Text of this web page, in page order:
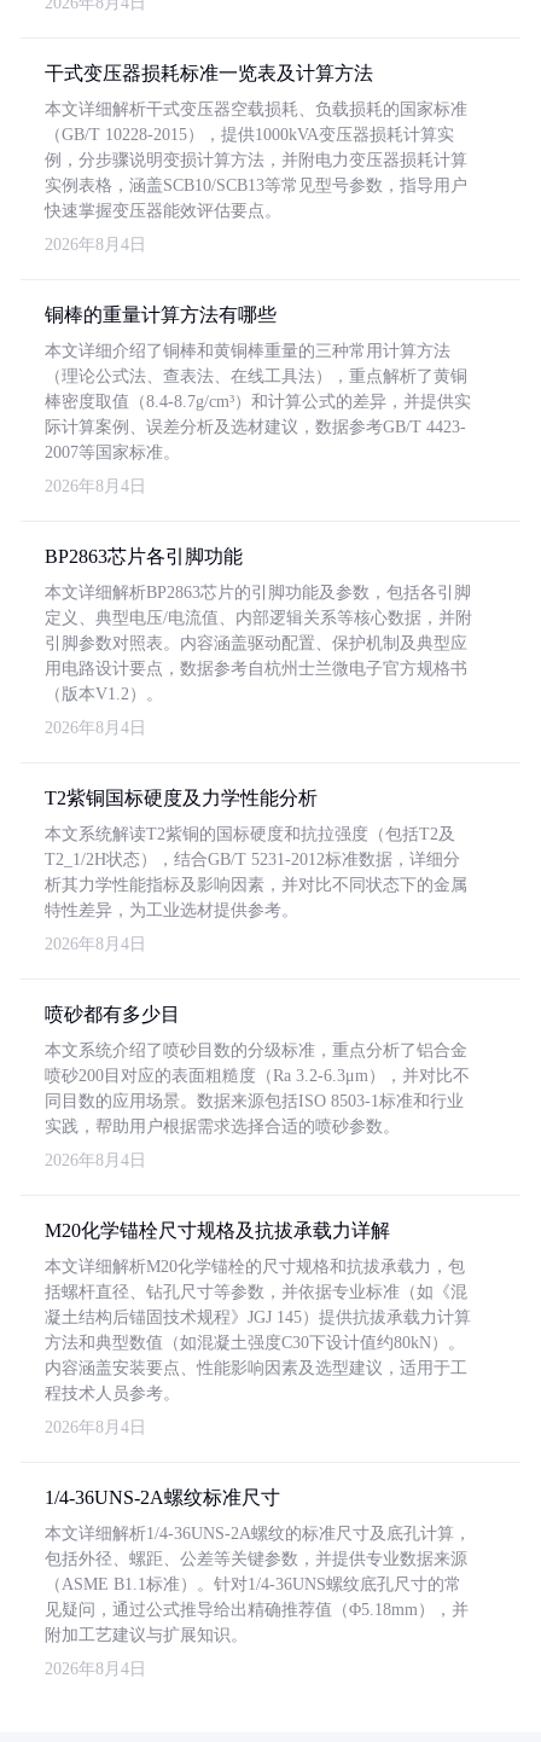
干式变压器损耗标准一览表及计算方法
本文详细解析干式变压器空载损耗、负载损耗的国家标准
（GB/T 10228-2015），提供1000kVA变压器损耗计算实
例，分步骤说明变损计算方法，并附电力变压器损耗计算
实例表格，涵盖SCB10/SCB13等常见型号参数，指导用户
快速掌握变压器能效评估要点。
2026年8月4日
铜棒的重量计算方法有哪些
本文详细介绍了铜棒和黄铜棒重量的三种常用计算方法
（理论公式法、查表法、在线工具法），重点解析了黄铜
棒密度取值（8.4-8.7g/cm³）和计算公式的差异，并提供实
际计算案例、误差分析及选材建议，数据参考GB/T 4423-
2007等国家标准。
2026年8月4日
BP2863芯片各引脚功能
本文详细解析BP2863芯片的引脚功能及参数，包括各引脚
定义、典型电压/电流值、内部逻辑关系等核心数据，并附
引脚参数对照表。内容涵盖驱动配置、保护机制及典型应
用电路设计要点，数据参考自杭州士兰微电子官方规格书
（版本V1.2）。
2026年8月4日
T2紫铜国标硬度及力学性能分析
本文系统解读T2紫铜的国标硬度和抗拉强度（包括T2及
T2_1/2H状态），结合GB/T 5231-2012标准数据，详细分
析其力学性能指标及影响因素，并对比不同状态下的金属
特性差异，为工业选材提供参考。
2026年8月4日
喷砂都有多少目
本文系统介绍了喷砂目数的分级标准，重点分析了铝合金
喷砂200目对应的表面粗糙度（Ra 3.2-6.3μm），并对比不
同目数的应用场景。数据来源包括ISO 8503-1标准和行业
实践，帮助用户根据需求选择合适的喷砂参数。
2026年8月4日
M20化学锚栓尺寸规格及抗拔承载力详解
本文详细解析M20化学锚栓的尺寸规格和抗拔承载力，包
括螺杆直径、钻孔尺寸等参数，并依据专业标准（如《混
凝土结构后锚固技术规程》JGJ 145）提供抗拔承载力计算
方法和典型数值（如混凝土强度C30下设计值约80kN）。
内容涵盖安装要点、性能影响因素及选型建议，适用于工
程技术人员参考。
2026年8月4日
1/4-36UNS-2A螺纹标准尺寸
本文详细解析1/4-36UNS-2A螺纹的标准尺寸及底孔计算，
包括外径、螺距、公差等关键参数，并提供专业数据来源
（ASME B1.1标准）。针对1/4-36UNS螺纹底孔尺寸的常
见疑问，通过公式推导给出精确推荐值（Φ5.18mm），并
附加工艺建议与扩展知识。
2026年8月4日